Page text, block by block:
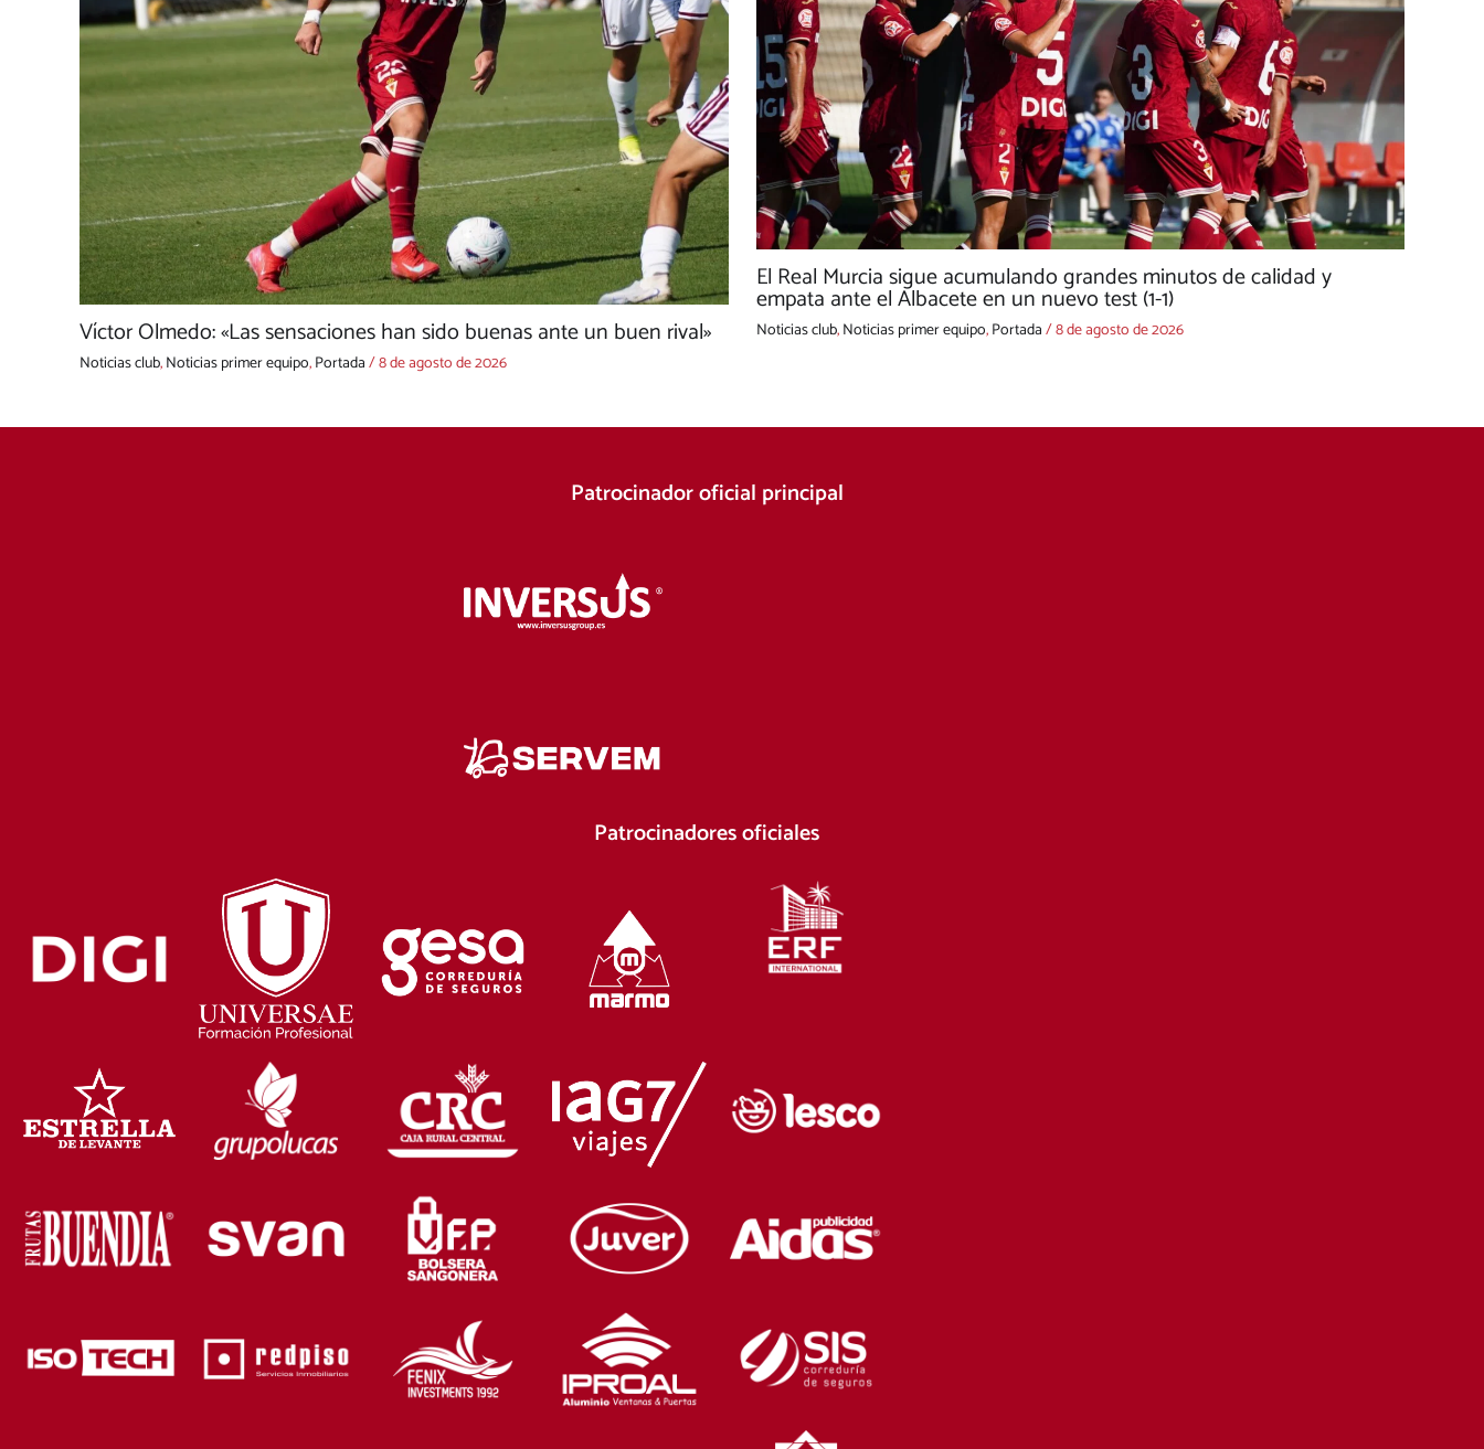
Víctor Olmedo: «Las sensaciones han sido buenas ante un buen rival»
Noticias club,Noticias primer equipo,Portada/8 de agosto de 2026
El Real Murcia sigue acumulando grandes minutos de calidad y
empata ante el Albacete en un nuevo test (1-1)
Noticias club,Noticias primer equipo,Portada/8 de agosto de 2026
Patrocinador oficial principal
Patrocinadores oficiales